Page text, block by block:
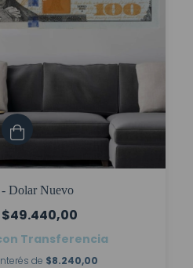
- Dolar Nuevo
Transferencia
de $8.240,00